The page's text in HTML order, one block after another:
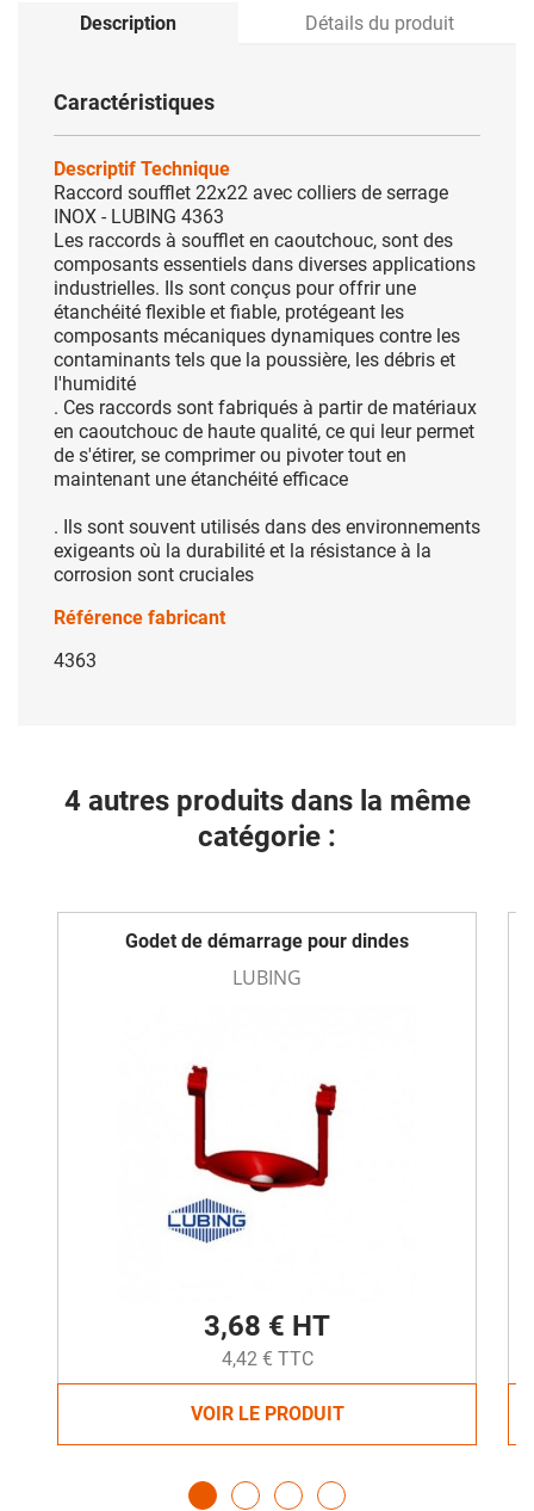
Description Détails du produit
Caractéristiques
Descriptif Technique
Raccord soufflet 22x22 avec colliers de serrage
INOX - LUBING 4363
Les raccords à soufflet en caoutchouc, sont des
composants essentiels dans diverses applications
industrielles. Ils sont conçus pour offrir une
étanchéité flexible et fiable, protégeant les
composants mécaniques dynamiques contre les
contaminants tels que la poussière, les débris et
l'humidité
. Ces raccords sont fabriqués à partir de matériaux
en caoutchouc de haute qualité, ce qui leur permet
de s'étirer, se comprimer ou pivoter tout en
maintenant une étanchéité efficace
. Ils sont souvent utilisés dans des environnements
exigeants où la durabilité et la résistance à la
corrosion sont cruciales
Référence fabricant
4363
4 autres produits dans la même
catégorie :
Godet de démarrage pour dindes
LUBING
3,68 € HT
4,42 € TTC
VOIR LE PRODUIT